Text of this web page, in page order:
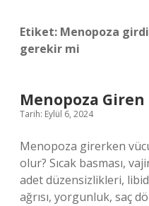
Etiket: Menopoza
gerekir mi
Menopoza Giren
Tarih: Eylül 6, 2024
Menopoza girerken
olur? Sıcak basması,
adet düzensizlikleri,
ağrısı, yorgunluk, saç